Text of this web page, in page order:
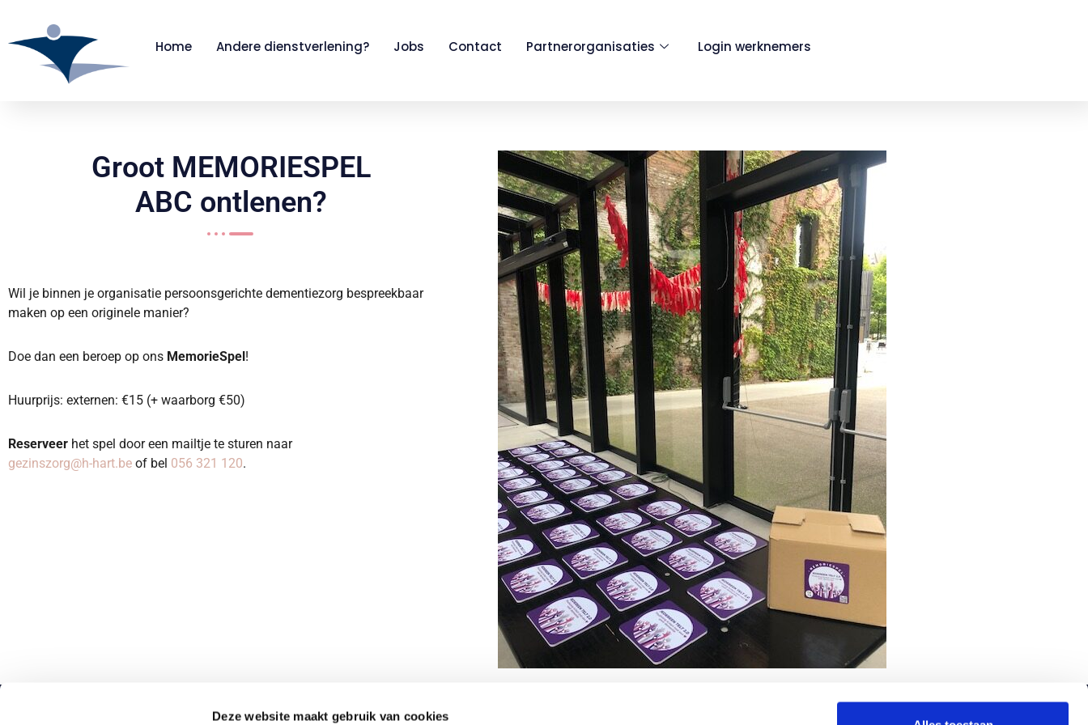
Deze website maakt gebruik van cookies
Home Andere dienstverlening? Jobs Contact Partnerorganisaties Login werknemers
Groot MEMORIESPEL
ABC ontlenen?
Wil je binnen je organisatie persoonsgerichte dementiezorg bespreekbaar
maken op een originele manier?
Doe dan een beroep op ons MemorieSpel!
Huurprijs: externen: €15 (+ waarborg €50)
Reserveer het spel door een mailtje te sturen naar
gezinszorg@h-hart.be of bel 056 321 120.